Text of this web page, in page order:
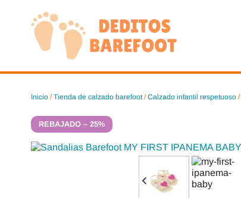
contenido
Inicio /Tienda de calzado barefoot/Calzado infantil respetuoso /
REBAJADO – 25%